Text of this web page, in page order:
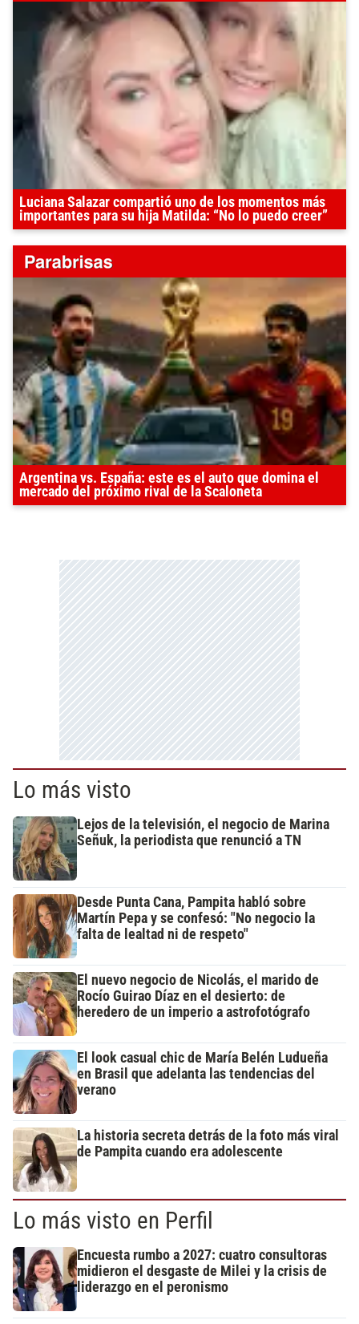
Luciana Salazar compartió uno de los momentos más
importantes para su hija Matilda: “No lo puedo creer”
Argentina vs. España: este es el auto que domina el
mercado del próximo rival de la Scaloneta
Lo más visto
Lejos de la televisión, el negocio de Marina
Señuk, la periodista que renunció a TN
Desde Punta Cana, Pampita habló sobre
Martín Pepa y se confesó: "No negocio la
falta de lealtad ni de respeto"
El nuevo negocio de Nicolás, el marido de
Rocío Guirao Díaz en el desierto: de
heredero de un imperio a astrofotógrafo
El look casual chic de María Belén Ludueña
en Brasil que adelanta las tendencias del
verano
La historia secreta detrás de la foto más viral
de Pampita cuando era adolescente
Lo más visto en Perfil
Encuesta rumbo a 2027: cuatro consultoras
midieron el desgaste de Milei y la crisis de
liderazgo en el peronismo